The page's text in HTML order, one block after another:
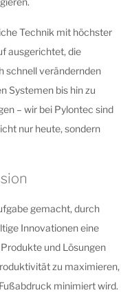
Technik mit höchster
ausgerichtet, die
schnell verändernden
Systemen bis hin zu
– wir bei Pylontec sind
nur heute, sondern
gemacht, durch
Innovationen eine
und Lösungen
zu maximieren,
minimiert wird.